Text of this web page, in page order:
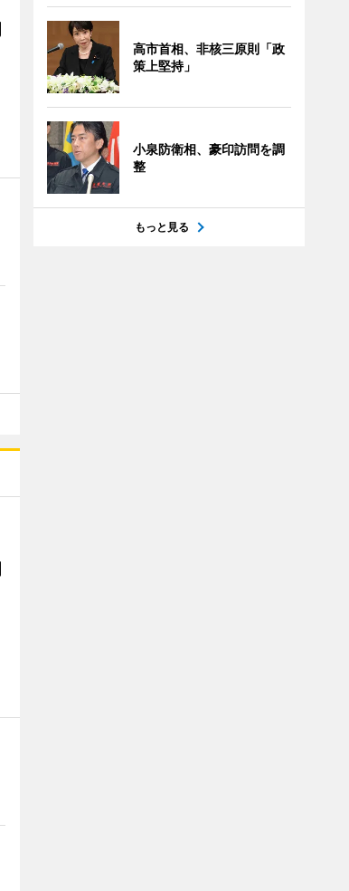
高市首相、非核三原則「政
策上堅持」
小泉防衛相、豪印訪問を調
整
もっと見る